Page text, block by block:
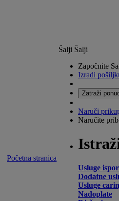
Početna stranica
Šalji Šalji
Započnite
Izradi
Zatraži
Naruči
Naručite
Usluge
Dodatne
Usluge
Nadoplate